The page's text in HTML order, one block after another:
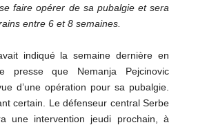
faire opérer de sa pubalgie et sera
entre 6 et 8 semaines.
indiqué la semaine dernière en
presse que Nemanja Pejcinovic
d’une opération pour sa pubalgie.
certain. Le défenseur central Serbe
une intervention jeudi prochain, à